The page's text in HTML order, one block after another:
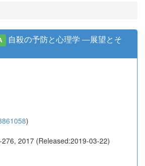
自殺の予防と心理学 ―展望とそ
)
2017 (Released:2019-03-22)